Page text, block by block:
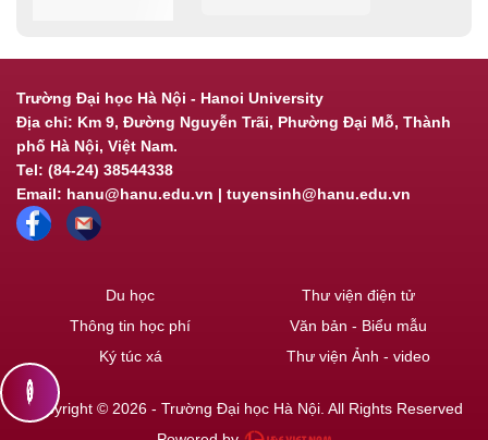
Trường Đại học Hà Nội - Hanoi University
Địa chỉ: Km 9, Đường Nguyễn Trãi, Phường Đại Mỗ, Thành
phố Hà Nội, Việt Nam.
Tel: (84-24) 38544338
Email: hanu@hanu.edu.vn | tuyensinh@hanu.edu.vn
Du học
Thông tin học phí
Ký túc xá
Thư viện điện tử
Văn bản - Biểu mẫu
Thư viện Ảnh - video
Copyright © 2026 - Trường Đại học Hà Nội. All Rights Reserved
contact_support